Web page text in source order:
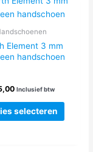
worden
Element 3 mm
handschoen
Inclusief btw
selecteren
Dit